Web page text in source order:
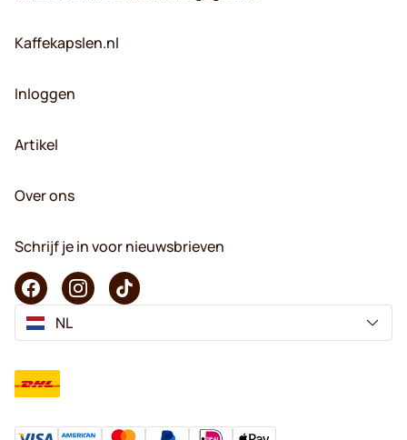
Kaffekapslen.nl
Inloggen
Artikel
Over ons
Schrijf je in voor nieuwsbrieven
NL